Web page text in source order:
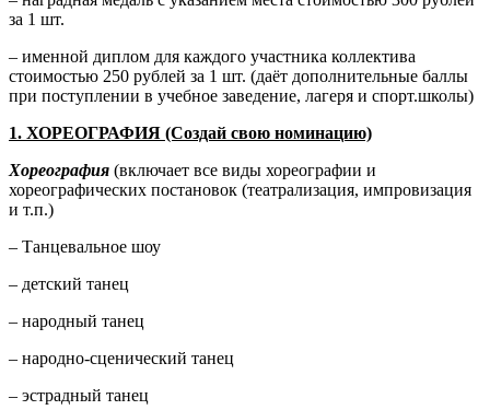
за 1 шт.
– именной диплом для каждого участника коллектива
стоимостью 250 рублей за 1 шт. (даёт дополнительные баллы
при поступлении в учебное заведение, лагеря и спорт.школы)
1. ХОРЕОГРАФИЯ (Создай свою номинацию)
Хореография (включает все виды хореографии и
хореографических постановок (театрализация, импровизация
и т.п.)
– Танцевальное шоу
– детский танец
– народный танец
– народно-сценический танец
– эстрадный танец